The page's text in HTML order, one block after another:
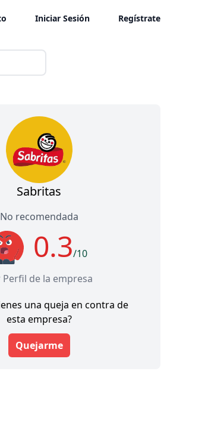
Iniciar Sesión Regístrate
Sabritas
No recomendada
0.3/10
Perfil de la empresa
una queja en contra de
esta empresa?
Quejarme